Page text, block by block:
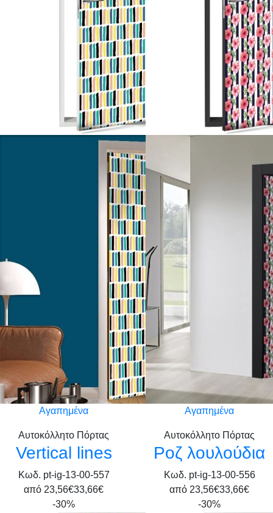
Αγαπημένα
Αυτοκόλλητο Πόρτας
Vertical lines
Κωδ. pt-ig-13-00-557
από 23,56€33,66€
Αγαπημένα
Αυτοκόλλητο Πόρτας
Ροζ λουλούδια
Κωδ. pt-ig-13-00-556
από 23,56€33,66€
-30%
-30%